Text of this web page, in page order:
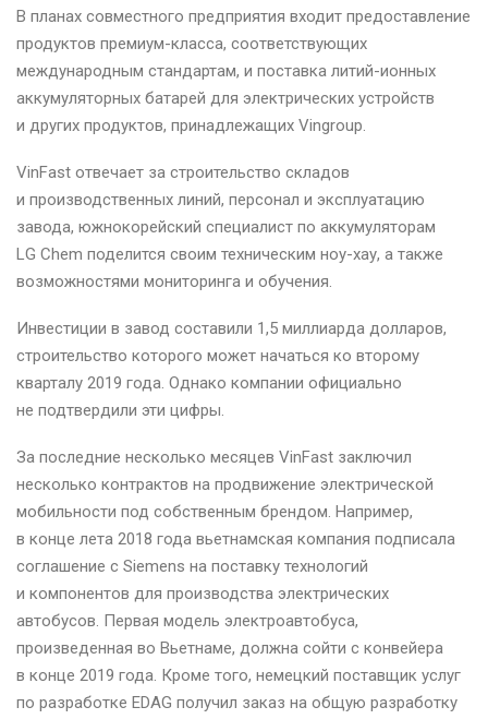
В планах совместного предприятия входит предоставление
продуктов премиум-класса, соответствующих
международным стандартам, и поставка литий-ионных
аккумуляторных батарей для электрических устройств
и других продуктов, принадлежащих Vingroup.
VinFast отвечает за строительство складов
и производственных линий, персонал и эксплуатацию
завода, южнокорейский специалист по аккумуляторам
LG Chem поделится своим техническим ноу-хау, а также
возможностями мониторинга и обучения.
Инвестиции в завод составили 1,5 миллиарда долларов,
строительство которого может начаться ко второму
кварталу 2019 года. Однако компании официально
не подтвердили эти цифры.
За последние несколько месяцев VinFast заключил
несколько контрактов на продвижение электрической
мобильности под собственным брендом. Например,
в конце лета 2018 года вьетнамская компания подписала
соглашение с Siemens на поставку технологий
и компонентов для производства электрических
автобусов. Первая модель электроавтобуса,
произведенная во Вьетнаме, должна сойти с конвейера
в конце 2019 года. Кроме того, немецкий поставщик услуг
по разработке EDAG получил заказ на общую разработку